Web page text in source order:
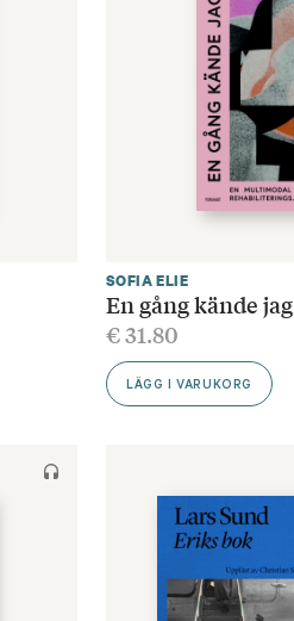
SOFIA ELIE
En gång kände jag
€31.80
LÄGG I VARUKORG